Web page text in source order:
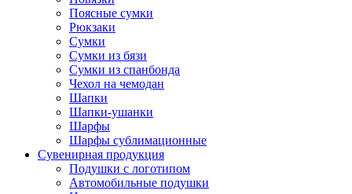
Поясные сумки
Рюкзаки
Сумки
Сумки из бязи
Сумки из спанбонда
Чехол на чемодан
Шапки
Шапки-ушанки
Шарфы
Шарфы сублимационные
Сувенирная продукция
Подушки с логотипом
Автомобильные подушки